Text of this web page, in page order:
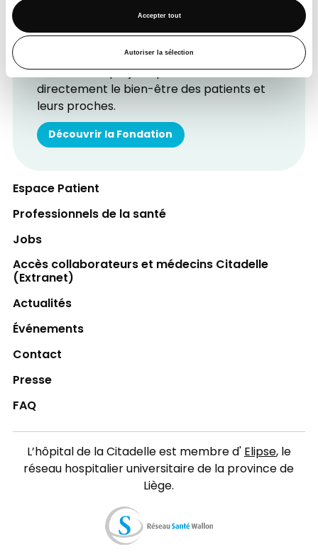
Accepter tout
Autoriser la sélection
Soutenez notre Fondation
Votre don à la Fondation permet de
financer des projets qui améliorent
directement le bien-être des patients et
leurs proches.
Découvrir la Fondation
Espace Patient
Professionnels de la santé
Jobs
Accès collaborateurs et médecins Citadelle
(Extranet)
Actualités
Événements
Contact
Presse
FAQ
L’hôpital de la Citadelle est membre d'Elipse, le
réseau hospitalier universitaire de la province de
Liège.